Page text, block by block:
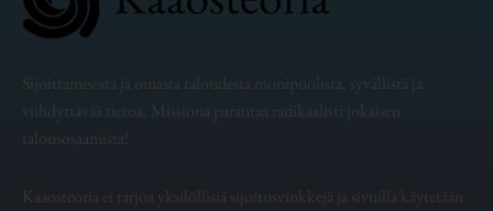
Sijoittamisesta ja omasta taloudesta monipuolista, syvällistä ja
viihdyttävää tietoa. Missiona parantaa radikaalisti jokaisen
talousosaamista!
Kaaosteoria ei tarjoa yksilöllisiä sijoitusvinkkejä ja sivuilla käytetään